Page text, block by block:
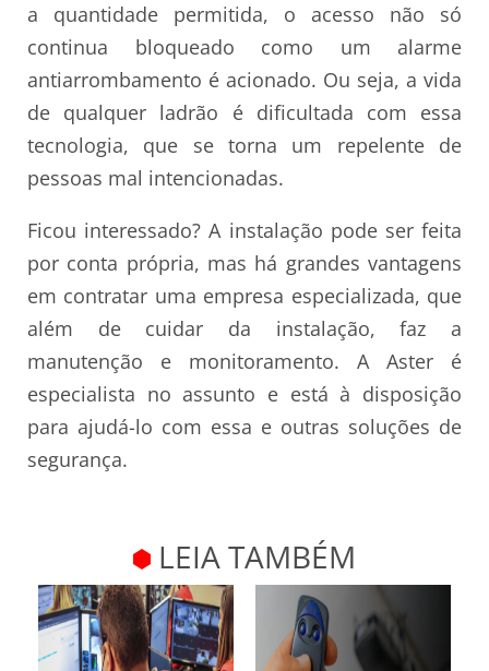
a quantidade permitida, o acesso não só
continua bloqueado como um alarme
antiarrombamento é acionado. Ou seja, a vida
de qualquer ladrão é dificultada com essa
tecnologia, que se torna um repelente de
pessoas mal intencionadas.
Ficou interessado? A instalação pode ser feita
por conta própria, mas há grandes vantagens
em contratar uma empresa especializada, que
além de cuidar da instalação, faz a
manutenção e monitoramento. A Aster é
especialista no assunto e está à disposição
para ajudá-lo com essa e outras soluções de
segurança.
LEIA TAMBÉM